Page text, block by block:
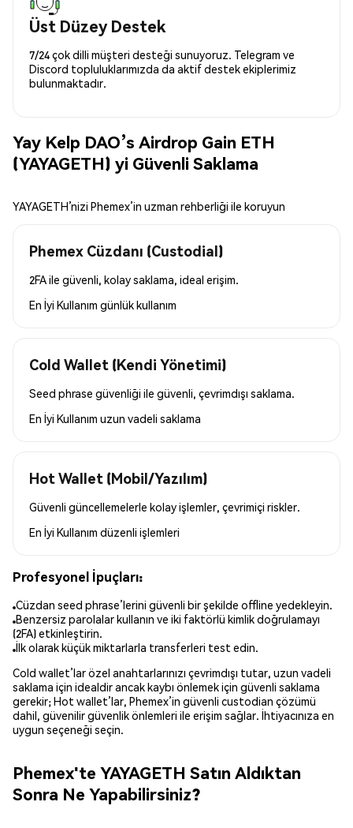
Üst Düzey Destek
7/24 çok dilli müşteri desteği sunuyoruz. Telegram ve
Discord topluluklarımızda da aktif destek ekiplerimiz
bulunmaktadır.
Yay Kelp DAO’s Airdrop Gain ETH
(YAYAGETH) yi Güvenli Saklama
YAYAGETH’nizi Phemex’in uzman rehberliği ile koruyun
Phemex Cüzdanı (Custodial)
2FA ile güvenli, kolay saklama, ideal erişim.
En İyi Kullanım günlük kullanım
Cold Wallet (Kendi Yönetimi)
Seed phrase güvenliği ile güvenli, çevrimdışı saklama.
En İyi Kullanım uzun vadeli saklama
Hot Wallet (Mobil/Yazılım)
Güvenli güncellemelerle kolay işlemler, çevrimiçi riskler.
En İyi Kullanım düzenli işlemleri
Profesyonel İpuçları:
Cüzdan seed phrase’lerini güvenli bir şekilde offline yedekleyin.
Benzersiz parolalar kullanın ve iki faktörlü kimlik doğrulamayı
(2FA) etkinleştirin.
İlk olarak küçük miktarlarla transferleri test edin.
Cold wallet’lar özel anahtarlarınızı çevrimdışı tutar, uzun vadeli
saklama için idealdir ancak kaybı önlemek için güvenli saklama
gerekir; Hot wallet’lar, Phemex’in güvenli custodian çözümü
dahil, güvenilir güvenlik önlemleri ile erişim sağlar. İhtiyacınıza en
uygun seçeneği seçin.
Phemex'te YAYAGETH Satın Aldıktan
Sonra Ne Yapabilirsiniz?